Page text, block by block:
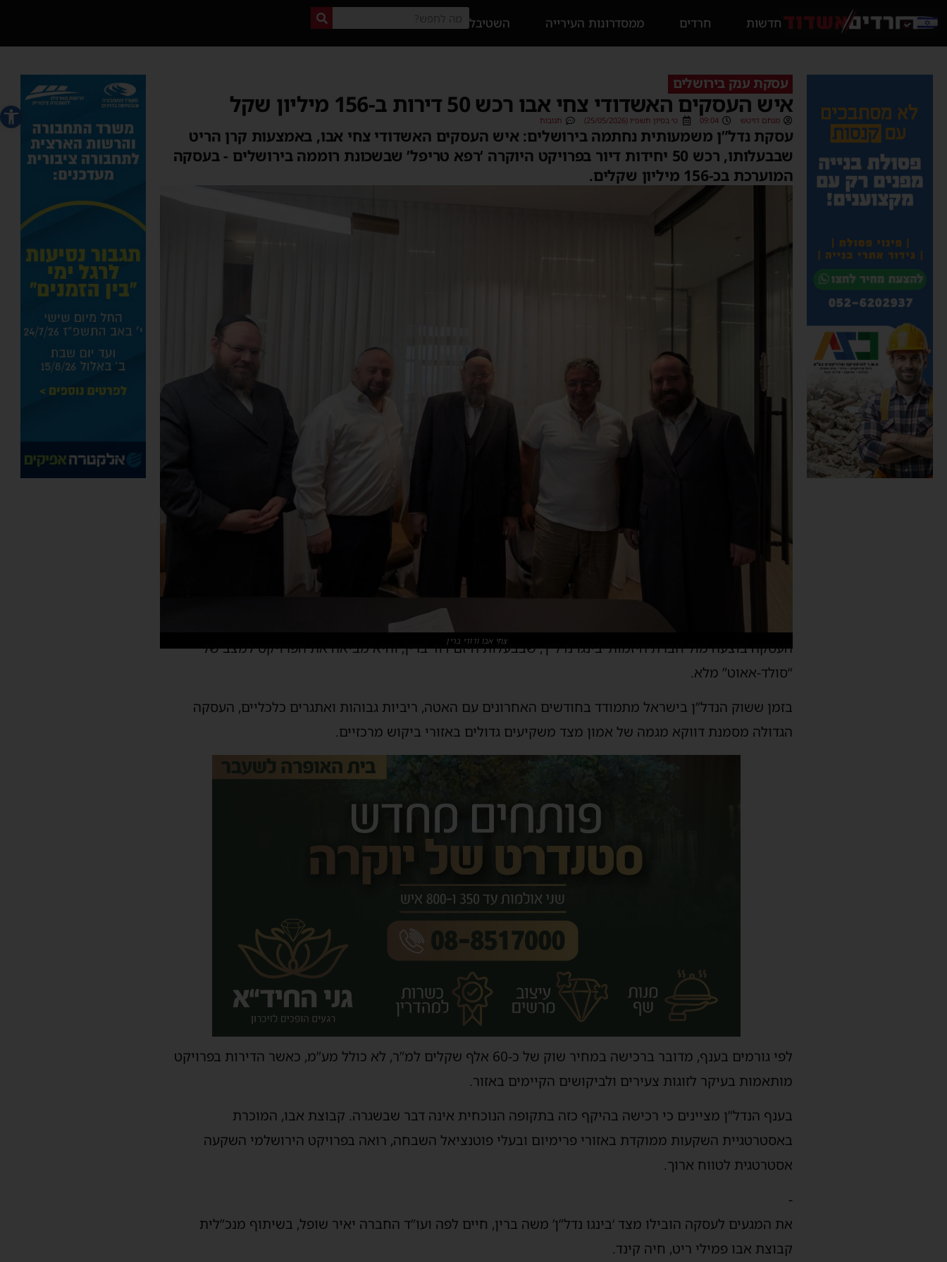
פתח
חדשות חרדים ממסדרונות העירייה השטיבל
עסקת ענק בירושלים
איש העסקים האשדודי צחי אבו רכש 50 דירות ב-156 מיליון שקל
מנחם דויטש 09:04 ט׳ בסיון תשפ״ו (25/05/2026) תגובות
עסקת נדל”ן משמעותית נחתמה בירושלים: איש העסקים האשדודי צחי אבו, באמצעות קרן הריט
שבבעלותו, רכש 50 יחידות דיור בפרויקט היוקרה ‘רפא טריפל’ שבשכונת רוממה בירושלים - בעסקה
המוערכת בכ-156 מיליון שקלים.
צחי אבו ודודי ברין
העסקה בוצעה מול חברת היזמות ‘בינגו נדל”ן’, שבבעלות היזם דוד ברין, והיא מביאה את הפרויקט למצב של
“סולד-אאוט” מלא.
בזמן ששוק הנדל”ן בישראל מתמודד בחודשים האחרונים עם האטה, ריביות גבוהות ואתגרים כלכליים, העסקה
הגדולה מסמנת דווקא מגמה של אמון מצד משקיעים גדולים באזורי ביקוש מרכזיים.
לפי גורמים בענף, מדובר ברכישה במחיר שוק של כ-60 אלף שקלים למ”ר, לא כולל מע”מ, כאשר הדירות בפרויקט
מותאמות בעיקר לזוגות צעירים ולביקושים הקיימים באזור.
בענף הנדל”ן מציינים כי רכישה בהיקף כזה בתקופה הנוכחית אינה דבר שבשגרה. קבוצת אבו, המוכרת
באסטרטגיית השקעות ממוקדת באזורי פרימיום ובעלי פוטנציאל השבחה, רואה בפרויקט הירושלמי השקעה
אסטרטגית לטווח ארוך.
-
את המגעים לעסקה הובילו מצד ‘בינגו נדל”ן’ משה ברין, חיים לפה ועו”ד החברה יאיר שופל, בשיתוף מנכ”לית
קבוצת אבו פמילי ריט, חיה קינד.